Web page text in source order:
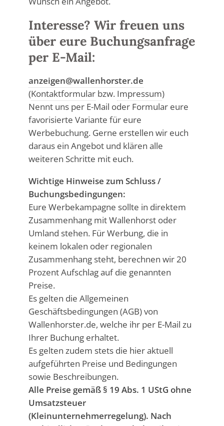
Interesse? Wir freuen uns
über eure Buchungsanfrage
per E-Mail:
anzeigen@wallenhorster.de
(Kontaktformularbzw. Impressum)
Nennt uns per E-Mail oder Formular eure
favorisierte Variante für eure
Werbebuchung. Gerne erstellen wir euch
daraus ein Angebot und klären alle
weiteren Schritte mit euch.
Wichtige Hinweise zum Schluss /
Buchungsbedingungen:
Eure Werbekampagne sollte in direktem
Zusammenhang mit Wallenhorst oder
Umland stehen. Für Werbung, die in
keinem lokalen oder regionalen
Zusammenhang steht, berechnen wir 20
Prozent Aufschlag auf die genannten
Preise.
Es gelten die Allgemeinen
Geschäftsbedingungen (AGB) von
Wallenhorster.de, welche ihr per E-Mail zu
Ihrer Buchung erhaltet.
Es gelten zudem stets die hier aktuell
aufgeführten Preise und Bedingungen
sowie Beschreibungen.
Alle Preise gemäß § 19 Abs. 1 UStG ohne
Umsatzsteuer
(Kleinunternehmerregelung). Nach